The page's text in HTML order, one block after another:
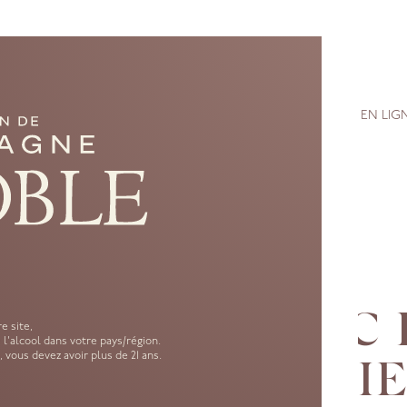
site,
l'alcool dans votre pays/région.
devez avoir plus de 21 ans.
VINS DE CHAMPAGNE ACHETER EN